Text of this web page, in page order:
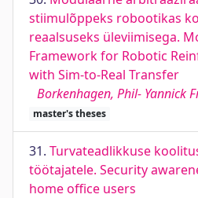
stiimulõppeks robootikas
reaalsuseks üleviimisega.
Framework for Robotic
with Sim-to-Real Transfer
Borkenhagen, Phil- Yannick
master's theses
31. Turvateadlikkuse
töötajatele. Security
home office users